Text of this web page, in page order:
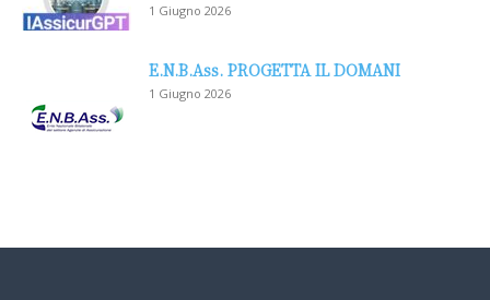
1 Giugno 2026
E.N.B.Ass. PROGETTA IL DOMANI
1 Giugno 2026